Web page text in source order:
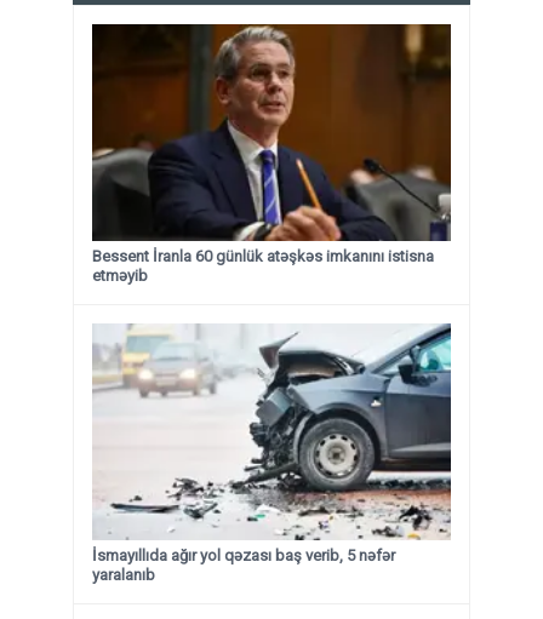
Bessent İranla 60 günlük atəşkəs imkanını istisna
etməyib
İsmayıllıda ağır yol qəzası baş verib, 5 nəfər
yaralanıb